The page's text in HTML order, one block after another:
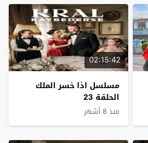
02:15:42
مسلسل اذا خسر الملك
الحلقة 23
منذ 8 أشهر